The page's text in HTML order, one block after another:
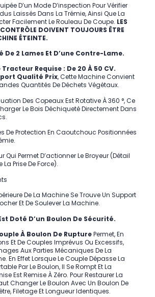
D’un Mode D’inspection Pour Vérifier
Laissés Dans La Trémie, Ainsi Que La
Facilement Le Rouleau De Coupe. LES
DOIVENT TOUJOURS ÊTRE
ÉTEINTE.
De 2 Lames Et D’une Contre-Lame.
Requise : De 20 À 50 CV.
Qualité Prix, Cette Machine Convient
Quantités De Déchets Végétaux.
Des Copeaux Est Rotative À 360 °, Ce
Le Bois Déchiqueté Directement Dans
De Protection En Caoutchouc Positionnées
Qui Permet D’actionner Le Broyeur (Détail
La Prise De Force).
De La Machine Se Trouve Un Support
Et De Soulever La Machine.
Doté D’un Boulon De Sécurité.
À Boulon De RupturePermet, En
Et De Couples Imprévus Ou Excessifs,
Aux Parties Mécaniques De La
En Effet Lorsque Le Couple Dépasse La
Par Le Boulon, Il Se Rompt Et La
Est Remise À Zéro. Pour Restaurer La
Changer Le Boulon Avec Un Boulon De
Filetage Et Longueur Identiques.